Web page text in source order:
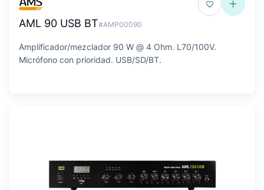
AML 90 USB BT#AMP00090
Amplificador/mezclador 90 W @ 4 Ohm. L70/100V.
Micrófono con prioridad. USB/SD/BT.